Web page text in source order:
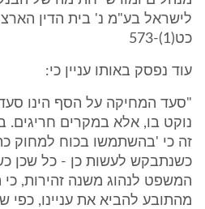
לישראל בע"מ נ' בית הדין
כט(1)-573
עוד נפסק באותו עניין כי:
"סעד המחיקה על הסף הינו סעד
נוקט בו, אלא במקרים
זה כי 'בהשתמשו בכוח למחוק
כשנתבקש לעשות כן - כל שכן
המשפט לנהוג משנה זהירות,
מהתובע להביא את עניינו, כפי